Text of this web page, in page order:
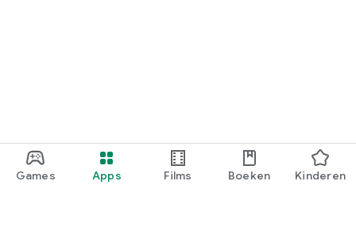
Games Apps Films Boeken Kinderen